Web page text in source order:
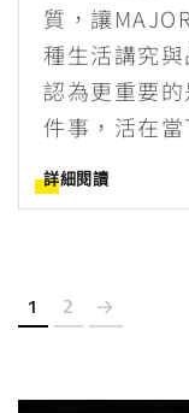
質，讓
種生活講究
認為更重要
件事，活在
詳細閱讀
1 2